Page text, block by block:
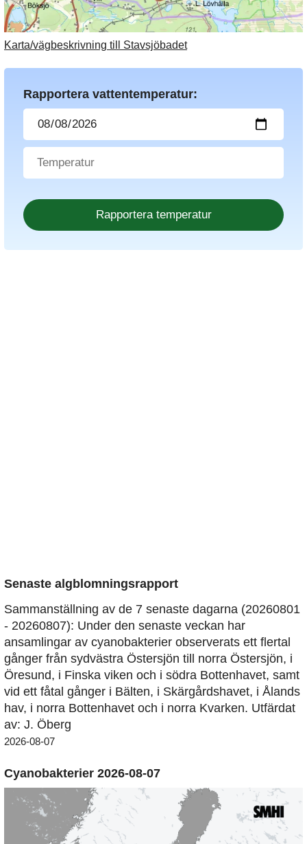
Karta/vägbeskrivning till Stavsjöbadet
Rapportera vattentemperatur:
Senaste algblomningsrapport
Sammanställning av de 7 senaste dagarna (20260801
- 20260807): Under den senaste veckan har
ansamlingar av cyanobakterier observerats ett flertal
gånger från sydvästra Östersjön till norra Östersjön, i
Öresund, i Finska viken och i södra Bottenhavet, samt
vid ett fåtal gånger i Bälten, i Skärgårdshavet, i Ålands
hav, i norra Bottenhavet och i norra Kvarken. Utfärdat
av: J. Öberg
2026-08-07
Cyanobakterier 2026-08-07